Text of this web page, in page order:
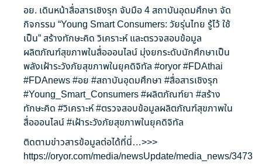
อย. เดินหน้าสื่อสารเชิงรุก จับมือ 4 สถาบันอุดมศึกษา จัด
กิจกรรม “Young Smart Consumers: วัยรุ่นไทย รู้ไว้ ใช้
เป็น” สร้างทักษะคิด วิเคราะห์ และตรวจสอบข้อมูล
ผลิตภัณฑ์สุขภาพในสื่อออนไลน์ มุ่งยกระดับนักศึกษาเป็น
พลังเฝ้าระวังภัยสุขภาพในยุคดิจิทัล #oryor#FDAthai
#FDAnews#อย #สถาบันอุดมศึกษา #สื่อสารเชิงรุก
#Young_Smart_Consumers#ผลิตภัณฑ์ยา #สร้าง
ทักษะคิด #วิเคราะห์#ตรวจสอบข้อมูลผลิตภัณฑ์สุขภาพใน
สื่อออนไลน์#เฝ้าระวังภัยสุขภาพในยุคดิจิทัล
ติดตามข่าวสารข้อมูลต่อได้ที่นี่…>>>
https://oryor.com/media/newsUpdate/media_news/3473